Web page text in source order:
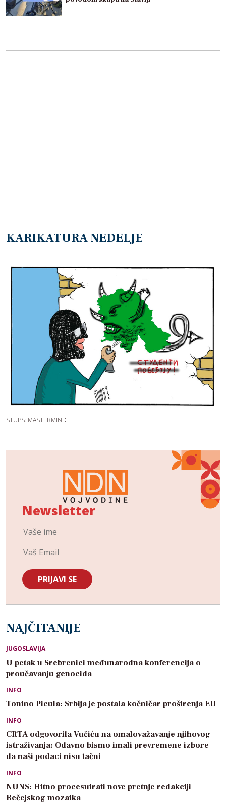
KARIKATURA NEDELJE
STUPS: MASTERMIND
Newsletter
NAJČITANIJE
JUGOSLAVIJA
U petak u Srebrenici međunarodna konferencija o
proučavanju genocida
INFO
Tonino Picula: Srbija je postala kočničar proširenja EU
INFO
CRTA odgovorila Vučiću na omalovažavanje njihovog
istraživanja: Odavno bismo imali prevremene izbore
da naši podaci nisu tačni
INFO
NUNS: Hitno procesuirati nove pretnje redakciji
Bečejskog mozaika